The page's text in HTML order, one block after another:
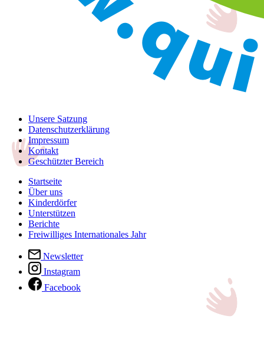
Unsere Satzung
Datenschutzerklärung
Impressum
Kontakt
Geschützter Bereich
Startseite
Über uns
Kinderdörfer
Unterstützen
Berichte
Freiwilliges Internationales Jahr
Newsletter
Instagram
Facebook